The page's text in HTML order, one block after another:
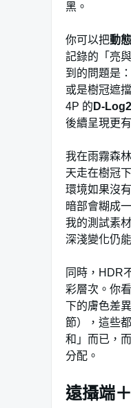
黑。
你可以把動
記錄的「亮
到的問題是
或是樹冠遮
4P 的 D-Log2
後續呈現更
我在雨霧森
天走在樹冠
環境如果沒
暗部會糊成
我的測試素
深淺變化仍
同時，HDR
彩層次。你
下的膚色差
節），這些
和」而已，
分配。
遠攝端